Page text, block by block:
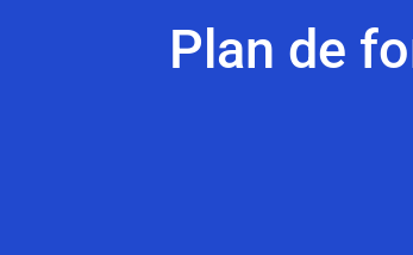
Plan de